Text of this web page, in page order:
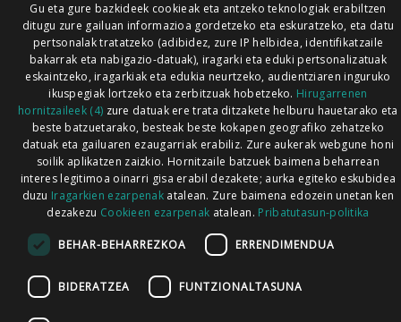
Gu eta gure bazkideek cookieak eta antzeko teknologiak erabiltzen
ditugu zure gailuan informazioa gordetzeko eta eskuratzeko, eta datu
pertsonalak tratatzeko (adibidez, zure IP helbidea, identifikatzaile
bakarrak eta nabigazio-datuak), iragarki eta eduki pertsonalizatuak
eskaintzeko, iragarkiak eta edukia neurtzeko, audientziaren inguruko
ikuspegiak lortzeko eta zerbitzuak hobetzeko. Hirugarrenen
hornitzaileek (4) zure datuak ere trata ditzakete helburu hauetarako eta
beste batzuetarako, besteak beste kokapen geografiko zehatzeko
datuak eta gailuaren ezaugarriak erabiliz. Zure aukerak webgune honi
soilik aplikatzen zaizkio. Hornitzaile batzuek baimena beharrean
interes legitimoa oinarri gisa erabil dezakete; aurka egiteko eskubidea
duzu Iragarkien ezarpenak atalean. Zure baimena edozein unetan ken
dezakezu Cookieen ezarpenak atalean. Pribatutasun-politika
BEHAR-BEHARREZKOA ERRENDIMENDUA
BIDERATZEA FUNTZIONALTASUNA